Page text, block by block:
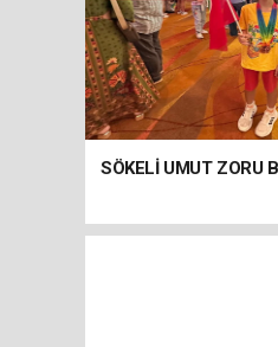
SÖKELİ UMUT ZORU